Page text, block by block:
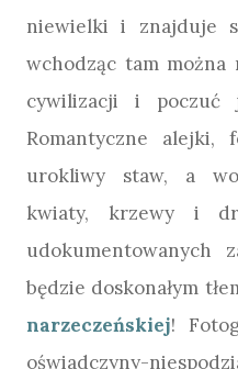
niewielki i znajduje
wchodząc tam
cywilizacji i poczuć
Romantyczne alejki,
urokliwy staw, a
kwiaty, krzewy i
udokumentowanych
będzie doskonałym
narzeczeńskiej!
oświadczyny-